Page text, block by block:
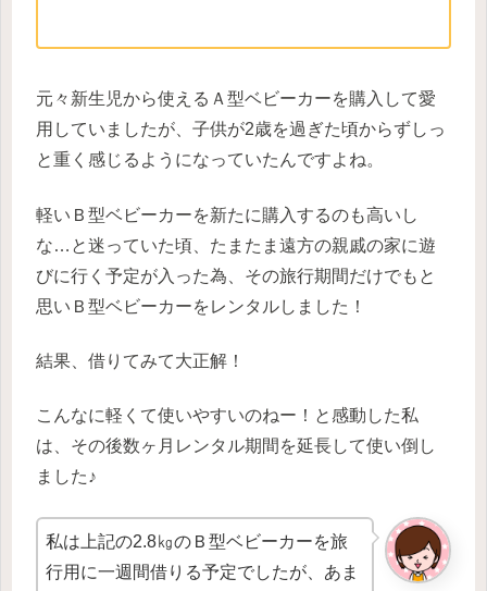
元々新生児から使えるＡ型ベビーカーを購入して愛
用していましたが、子供が2歳を過ぎた頃からずしっ
と重く感じるようになっていたんですよね。
軽いＢ型ベビーカーを新たに購入するのも高いし
な…と迷っていた頃、たまたま遠方の親戚の家に遊
びに行く予定が入った為、その旅行期間だけでもと
思いＢ型ベビーカーをレンタルしました！
結果、借りてみて大正解！
こんなに軽くて使いやすいのねー！と感動した私
は、その後数ヶ月レンタル期間を延長して使い倒し
ました♪
私は上記の2.8㎏のＢ型ベビーカーを旅
行用に一週間借りる予定でしたが、あま